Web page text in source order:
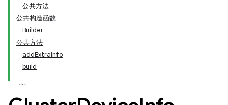
公共方法
公共构造函数
Builder
公共方法
addExtraInfo
build